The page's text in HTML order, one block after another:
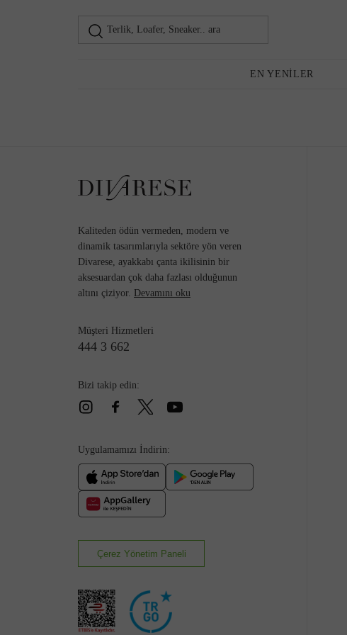
Terlik, Loafer, Sneaker.. ara
EN YENILER
Sneaker
Kaliteden ödün vermeden, modern ve
dinamik tasarımlarıyla sektöre yön veren
Divarese, ayakkabı çanta ikilisinin bir
aksesuardan çok daha fazlası olduğunun
altını çiziyor. Devamını oku
Müşteri Hizmetleri
444 3 662
Bizi takip edin:
Uygulamamızı İndirin:
Çerez Yönetim Paneli